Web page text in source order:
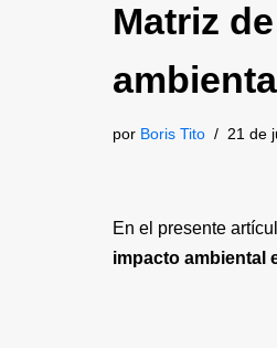
Matriz
ambiental
por Boris Tito 21 de
En el presente
impacto ambiental